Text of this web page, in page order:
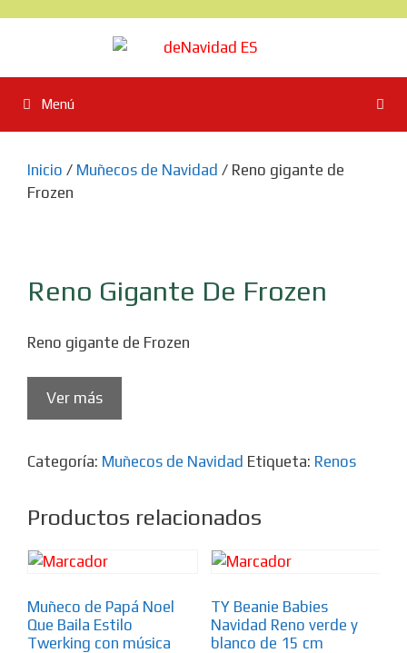
Menú
Inicio / Muñecos de Navidad / Reno gigante de
Frozen
Reno Gigante De Frozen
Reno gigante de Frozen
Ver más
Categoría: Muñecos de Navidad Etiqueta: Renos
Productos relacionados
Muñeco de Papá Noel
Que Baila Estilo
Twerking con música
TY Beanie Babies
Navidad Reno verde y
blanco de 15 cm